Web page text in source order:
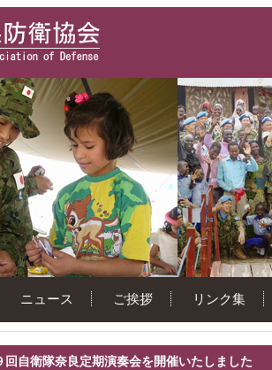
ニュース ご挨拶 リンク集
回自衛隊奈良定期演奏会を開催いたしました